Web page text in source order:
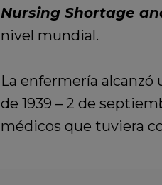
Nursing Shortage
nivel mundial.
La enfermería alcanzó
de 1939 – 2 de
médicos que tuviera